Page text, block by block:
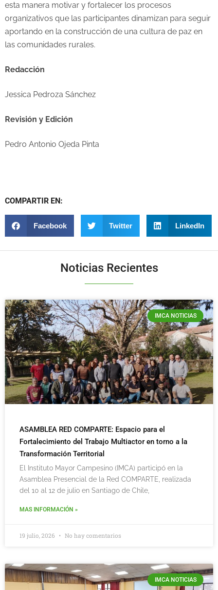
esta manera motivar y fortalecer los procesos
organizativos que las participantes dinamizan para seguir
aportando en la construcción de una cultura de paz en
las comunidades rurales.
Redacción
Jessica Pedroza Sánchez
Revisión y Edición
Pedro Antonio Ojeda Pinta
COMPARTIR EN:
Facebook Twitter LinkedIn
Noticias Recientes
IMCA NOTICIAS
ASAMBLEA RED COMPARTE: Espacio para el
Fortalecimiento del Trabajo Multiactor en torno a la
Transformación Territorial
El Instituto Mayor Campesino (IMCA) participó en la
Asamblea Presencial de la Red COMPARTE, realizada
del 10 al 12 de julio en Santiago de Chile,
MAS INFORMACIÓN »
19 julio, 2026 No hay comentarios
IMCA NOTICIAS